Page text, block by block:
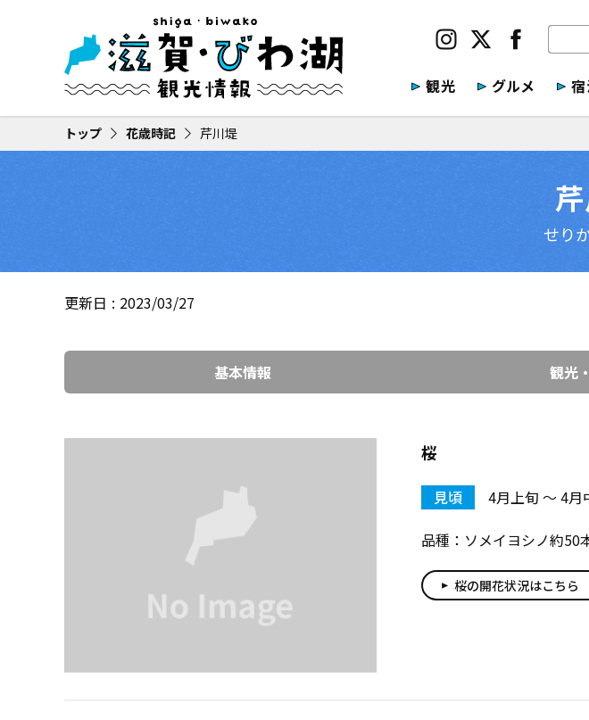
観光 グルメ
トップ 花歳時記 芹川堤
せり
更新日 2023/03/27
基本情報 観光
桜
見頃
4月上旬 〜 4月
品種：ソメイヨシノ約50
play_arrow 桜の開花状況はこちら